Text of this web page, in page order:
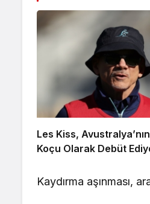
Les Kiss,
Koçu Olarak Debüt
Kaydırma aşınması,